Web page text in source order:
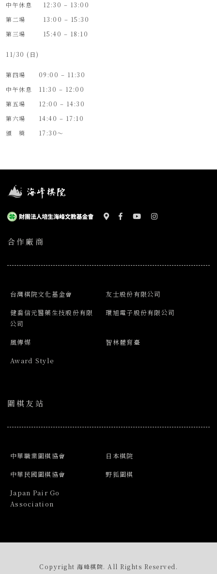
中午休息 12:30 – 13:00
第二場 13:00 – 15:30
第三場 15:40 – 18:10
11/30 (日)
第四場 09:00 – 11:30
中午休息 11:30 – 12:00
第五場 12:00 – 14:30
第六場 14:40 – 17:10
頒 獎 17:30～
合作廠商
台灣棋院文化基金會
友士股份有限公司
健喬信元醫藥生技股份有限
公司
環旭電子股份有限公司
風傳媒
智林體育臺
Award Style
圍棋友站
中華職業圍棋協會
日本棋院
中華民國圍棋協會
野狐圍棋
Japan Pair Go
Association
Copyright 海峰棋院. All Rights Reserved.